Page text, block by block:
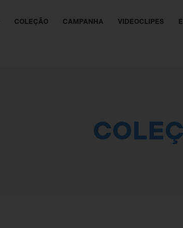
COLEÇÃO CAMPANHA VIDEOCLIPES